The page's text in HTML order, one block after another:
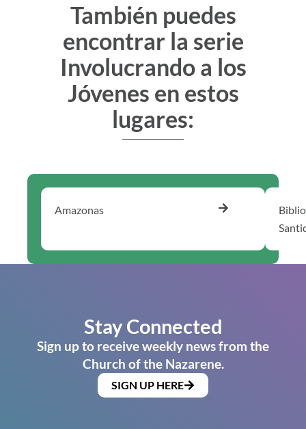
También puedes
encontrar la serie
Involucrando a los
Jóvenes en estos
lugares:
Amazonas
Stay Connected
Sign up to receive weekly news from the
Church of the Nazarene.
SIGN UP HERE